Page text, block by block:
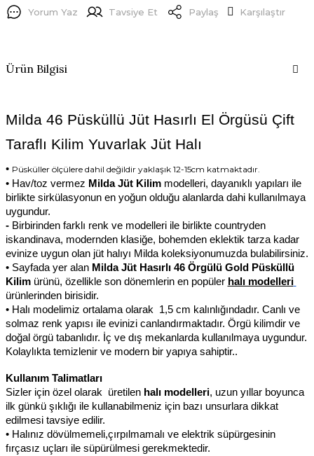
Yorum Yaz Tavsiye Et Paylaş Karşılaştır
Ürün Bilgisi
Milda 46 Püsküllü Jüt Hasırlı El Örgüsü Çift
Taraflı Kilim Yuvarlak Jüt Halı
• Püsküller ölçülere dahil değildir yaklaşık 12-15cm katmaktadır.
• Hav/toz vermez Milda Jüt Kilim modelleri, dayanıklı yapıları ile
birlikte sirkülasyonun en yoğun olduğu alanlarda dahi kullanılmaya
uygundur.
- Birbirinden farklı renk ve modelleri ile birlikte countryden
iskandinava, modernden klasiğe, bohemden eklektik tarza kadar
evinize uygun olan jüt halıyı Milda koleksiyonumuzda bulabilirsiniz.
• Sayfada yer alan Milda Jüt Hasırlı 46 Örgülü Gold Püsküllü
Kilim ürünü, özellikle son dönemlerin en popüler halı modelleri
ürünlerinden birisidir.
• Halı modelimiz ortalama olarak  1,5 cm kalınlığındadır. Canlı ve
solmaz renk yapısı ile evinizi canlandırmaktadır. Örgü kilimdir ve
doğal örgü tabanlıdır. İç ve dış mekanlarda kullanılmaya uygundur.
Kolaylıkta temizlenir ve modern bir yapıya sahiptir..
Kullanım Talimatları
Sizler için özel olarak  üretilen halı modelleri, uzun yıllar boyunca
ilk günkü şıklığı ile kullanabilmeniz için bazı unsurlara dikkat
edilmesi tavsiye edilir.
• Halınız dövülmemeli,çırpılmamalı ve elektrik süpürgesinin
fırçasız uçları ile süpürülmesi gerekmektedir.